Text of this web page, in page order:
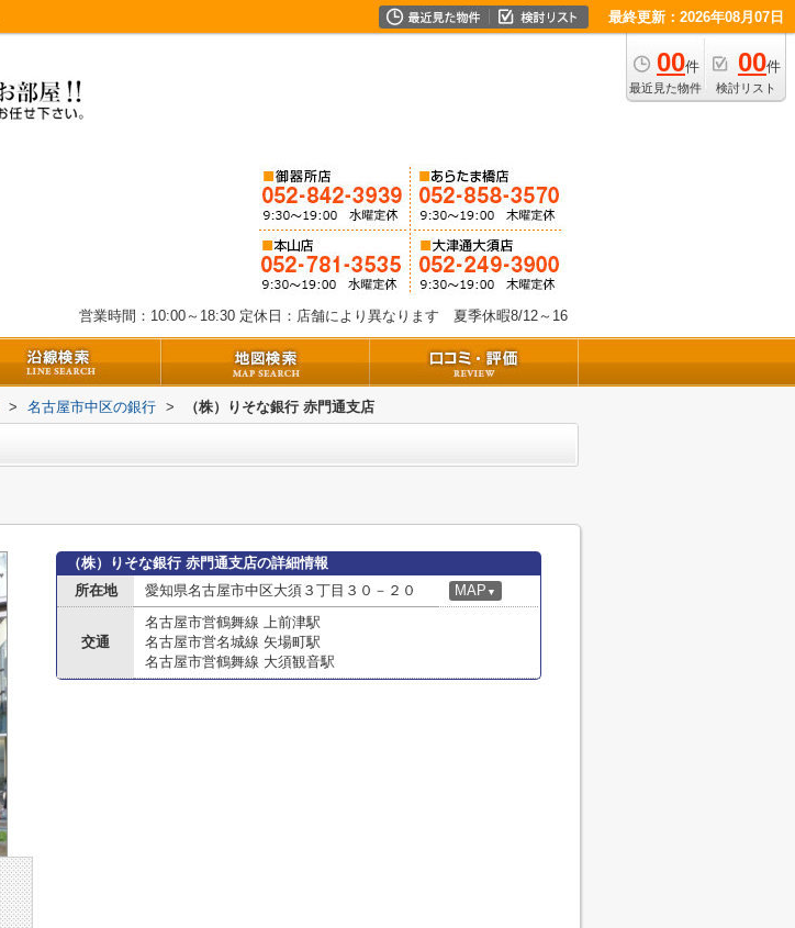
最終更新：2026年08月07日
00件
最近見た物件
00件
検討リスト
営業時間：10:00～18:30 定休日：店舗により異なります 夏季休暇8/12～16
> 名古屋市中区の銀行 > （株）りそな銀行 赤門通支店
（株）りそな銀行 赤門通支店の詳細情報
所在地
愛知県名古屋市中区大須３丁目３０－２０ MAP ▼
交通
名古屋市営鶴舞線 上前津駅
名古屋市営名城線 矢場町駅
名古屋市営鶴舞線 大須観音駅